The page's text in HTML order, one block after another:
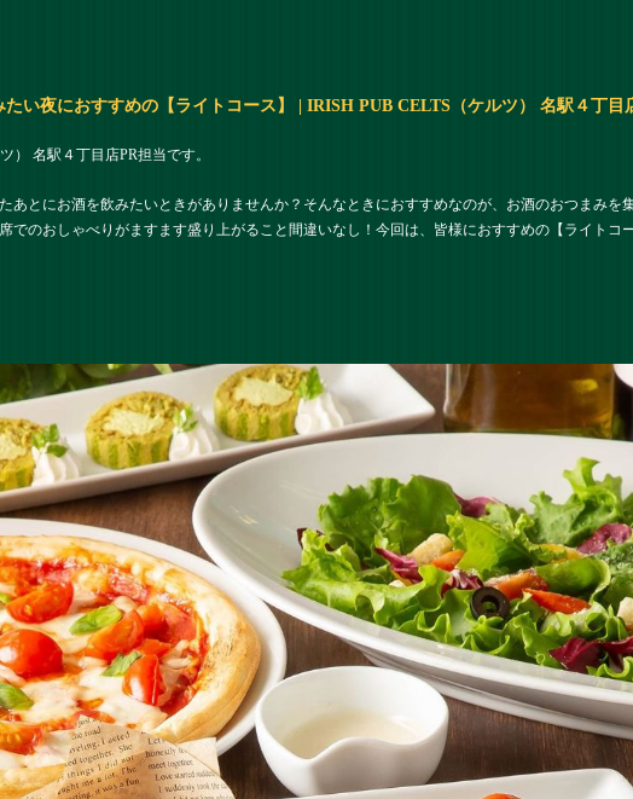
い夜におすすめの【ライトコース】 | IRISH PUB CELTS（ケルツ） 名駅４丁目
） 名駅４丁目店PR担当です。
あとにお酒を飲みたいときがありませんか？そんなときにおすすめなのが、お酒のおつまみを
でのおしゃべりがますます盛り上がること間違いなし！今回は、皆様におすすめの【ライトコ